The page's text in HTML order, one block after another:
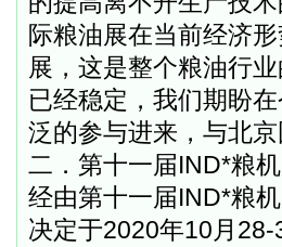
际粮油展在当前经济
展，这是整个粮油行
已经稳定，我们期盼
泛的参与进来，与北
二．第十一届IND*粮
经由第十一届IND*粮
决定于2020年10月 28-